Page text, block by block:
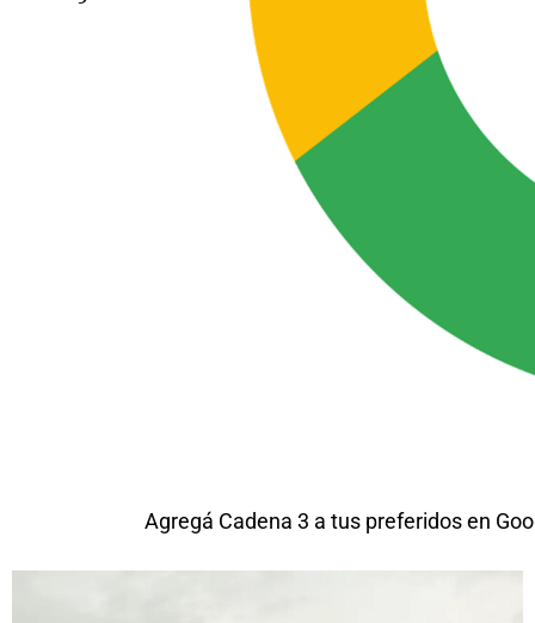
Agregá Cadena 3 a tus preferidos en